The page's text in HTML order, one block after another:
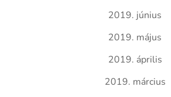
2019. június
2019. május
2019. április
2019. március